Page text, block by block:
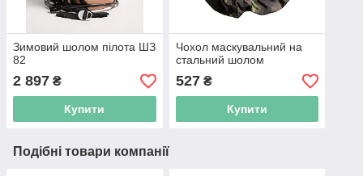
Зимовий шолом пілота ШЗ
82
2 897 ₴
Купити
Чохол маскувальний на
стальний шолом
527₴
Купити
Подібні товари компанії